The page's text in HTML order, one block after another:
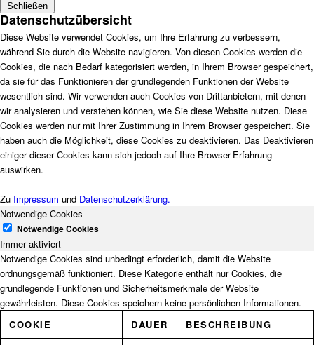
Schließen
Datenschutzübersicht
Diese Website verwendet Cookies, um Ihre Erfahrung zu verbessern,
während Sie durch die Website navigieren. Von diesen Cookies werden die
Cookies, die nach Bedarf kategorisiert werden, in Ihrem Browser gespeichert,
da sie für das Funktionieren der grundlegenden Funktionen der Website
wesentlich sind. Wir verwenden auch Cookies von Drittanbietern, mit denen
wir analysieren und verstehen können, wie Sie diese Website nutzen. Diese
Cookies werden nur mit Ihrer Zustimmung in Ihrem Browser gespeichert. Sie
haben auch die Möglichkeit, diese Cookies zu deaktivieren. Das Deaktivieren
einiger dieser Cookies kann sich jedoch auf Ihre Browser-Erfahrung
auswirken.
Zu Impressum und Datenschutzerklärung.
Notwendige Cookies
Notwendige Cookies
Immer aktiviert
Notwendige Cookies sind unbedingt erforderlich, damit die Website
ordnungsgemäß funktioniert. Diese Kategorie enthält nur Cookies, die
grundlegende Funktionen und Sicherheitsmerkmale der Website
gewährleisten. Diese Cookies speichern keine persönlichen Informationen.
COOKIE
DAUER BESCHREIBUNG